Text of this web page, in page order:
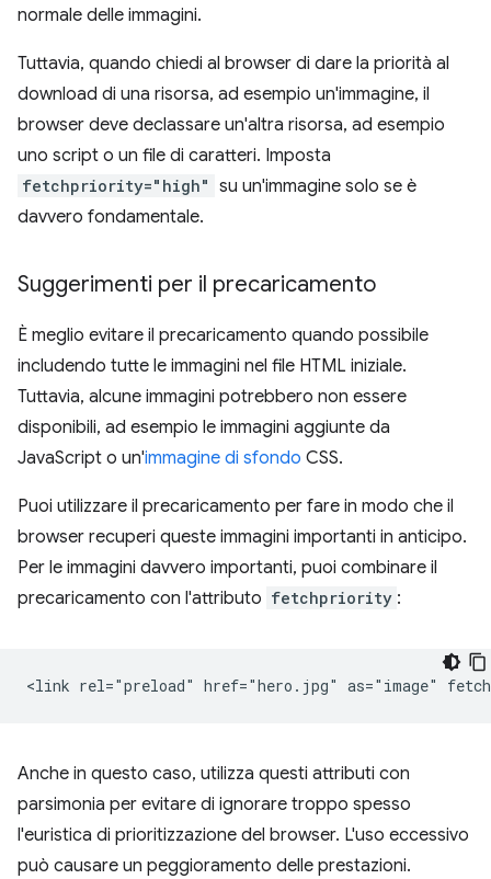
normale delle immagini.
Tuttavia, quando chiedi al browser di dare la priorità al
download di una risorsa, ad esempio un'immagine, il
browser deve declassare un'altra risorsa, ad esempio
uno script o un file di caratteri. Imposta
fetchpriority="high" su un'immagine solo se è
davvero fondamentale.
Suggerimenti per il precaricamento
È meglio evitare il precaricamento quando possibile
includendo tutte le immagini nel file HTML iniziale.
Tuttavia, alcune immagini potrebbero non essere
disponibili, ad esempio le immagini aggiunte da
JavaScript o un'immagine di sfondo CSS.
Puoi utilizzare il precaricamento per fare in modo che il
browser recuperi queste immagini importanti in anticipo.
Per le immagini davvero importanti, puoi combinare il
precaricamento con l'attributo fetchpriority :
Anche in questo caso, utilizza questi attributi con
parsimonia per evitare di ignorare troppo spesso
l'euristica di prioritizzazione del browser. L'uso eccessivo
può causare un peggioramento delle prestazioni.